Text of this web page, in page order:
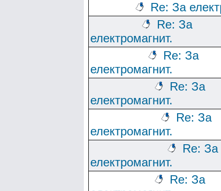
Re: За
Re: За
електромагнит.
Re: За
електромагнит.
Re: За
електромагнит.
Re: За
електромагнит.
Re: За
електромагнит.
Re: За